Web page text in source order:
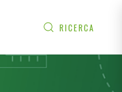
RICERCA